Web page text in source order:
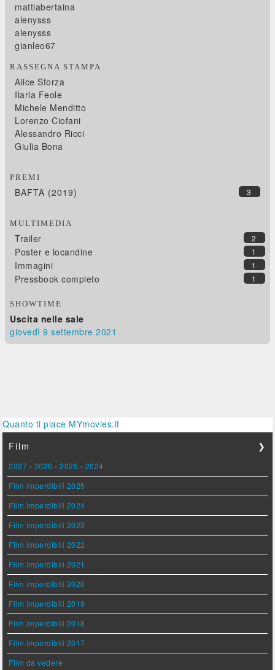
mattiabertaina
alenysss
alenysss
gianleo67
RASSEGNA STAMPA
Alice Sforza
Ilaria Feole
Michele Menditto
Lorenzo Ciofani
Alessandro Ricci
Giulia Bona
PREMI
3
BAFTA (2019)
MULTIMEDIA
2
Trailer
1
Poster e locandine
1
Immagini
1
Pressbook completo
SHOWTIME
Uscita nelle sale
giovedì 9 settembre 2021
Quanto ti piace MYmovies.it
Film
❯
2027 - 2026 -2025 - 2024
Film imperdibili 2025
Film imperdibili 2024
Film imperdibili 2023
Film imperdibili 2022
Film imperdibili 2021
Film imperdibili 2020
Film imperdibili 2019
Film imperdibili 2018
Film imperdibili 2017
Film da vedere